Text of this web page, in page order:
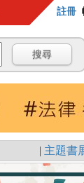
註冊
| 主題書